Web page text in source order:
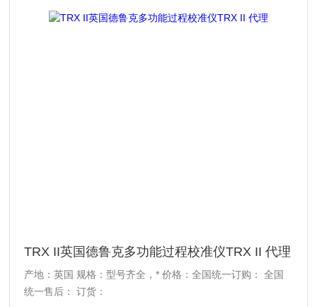
TRX II英国德鲁克多功能过程校准仪TRX II 代理
产地：英国 规格：型号齐全，* 价格：全国统一订购： 全国
统一售后： 订货：